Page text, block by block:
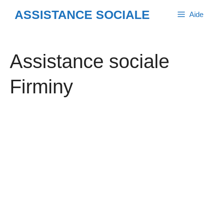
ASSISTANCE SOCIALE Aide
Assistance sociale
Firminy